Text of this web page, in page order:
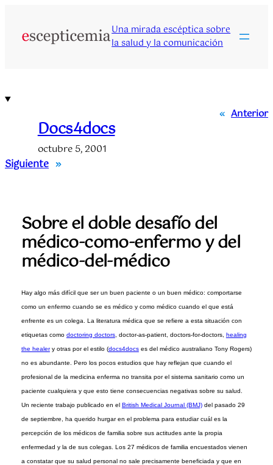
contenido
Una mirada escéptica sobre
la salud y la comunicación
« Anterior
Docs4docs
octubre 5, 2001
Siguiente »
Sobre el doble desafío del
médico-como-enfermo y del
médico-del-médico
Hay algo más difícil que ser un buen paciente o un buen médico: comportarse
como un enfermo cuando se es médico y como médico cuando el que está
enfrente es un colega. La literatura médica que se refiere a esta situación con
etiquetas como doctoring doctors, doctor-as-patient, doctors-for-doctors, healing
the healery otras por el estilo (docs4docses del médico australiano Tony Rogers)
no es abundante. Pero los pocos estudios que hay reflejan que cuando el
profesional de la medicina enferma no transita por el sistema sanitario como un
paciente cualquiera y que esto tiene consecuencias negativas sobre su salud.
Un reciente trabajo publicado en el British Medical Journal (BMJ)del pasado 29
de septiembre, ha querido hurgar en el problema para estudiar cuál es la
percepción de los médicos de familia sobre sus actitudes ante la propia
enfermedad y la de sus colegas. Los 27 médicos de familia encuestados vienen
a constatar que su salud personal no sale precisamente beneficiada y que en